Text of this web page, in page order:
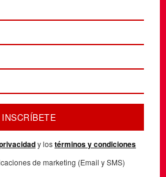
INSCRÍBETE
y lostérminos y condiciones
de marketing (Email y SMS)